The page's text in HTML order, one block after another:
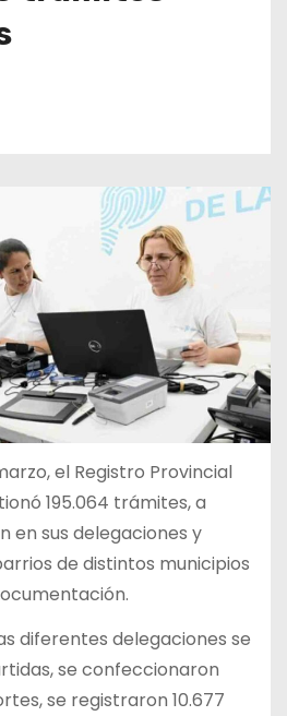
el Registro Provincial
195.064 trámites, a
en sus delegaciones y
de distintos municipios
diferentes delegaciones se
se confeccionaron
se registraron 10.677